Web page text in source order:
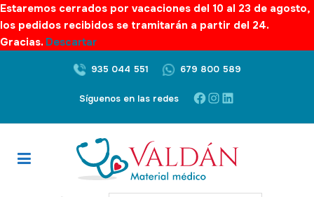
Estaremos cerrados por vacaciones del 10 al 23 de agosto,
los pedidos recibidos se tramitarán a partir del 24.
Gracias. Descartar
935 044 551 679 800 589
Síguenos en las redes Facebook
Instagram
LinkedIn